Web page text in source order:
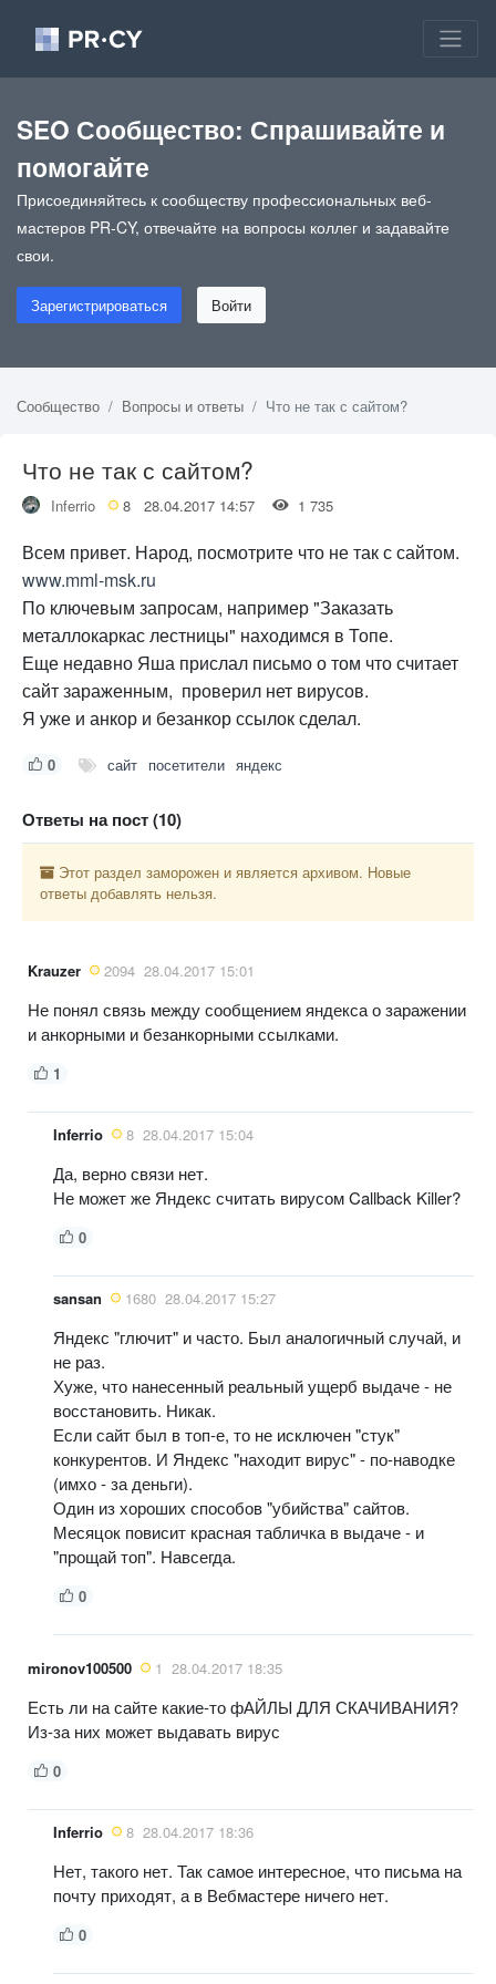
SEO Сообщество: Спрашивайте и
помогайте
Присоединяйтесь к сообществу профессиональных веб-
мастеров PR-CY, отвечайте на вопросы коллег и задавайте
свои.
Зарегистрироваться Войти
Сообщество Вопросы и ответы Что не так с сайтом?
Что не так с сайтом?
Inferrio 8 28.04.2017 14:57 1 735
Всем привет. Народ, посмотрите что не так с сайтом.
www.mml-msk.ru
По ключевым запросам, например "Заказать
металлокаркас лестницы" находимся в Топе.
Еще недавно Яша прислал письмо о том что считает
сайт зараженным, проверил нет вирусов.
Я уже и анкор и безанкор ссылок сделал.
0 сайт посетители яндекс
Ответы на пост (10)
Этот раздел заморожен и является архивом. Новые
ответы добавлять нельзя.
Krauzer 2094 28.04.2017 15:01
Не понял связь между сообщением яндекса о заражении
и анкорными и безанкорными ссылками.
1
Inferrio 8 28.04.2017 15:04
Да, верно связи нет.
Не может же Яндекс считать вирусом Callback Killer?
0
sansan 1680 28.04.2017 15:27
Яндекс "глючит" и часто. Был аналогичный случай, и
не раз.
Хуже, что нанесенный реальный ущерб выдаче - не
восстановить. Никак.
Если сайт был в топ-е, то не исключен "стук"
конкурентов. И Яндекс "находит вирус" - по-наводке
(имхо - за деньги).
Один из хороших способов "убийства" сайтов.
Месяцок повисит красная табличка в выдаче - и
"прощай топ". Навсегда.
0
mironov100500 1 28.04.2017 18:35
Есть ли на сайте какие-то фАЙЛЫ ДЛЯ СКАЧИВАНИЯ?
Из-за них может выдавать вирус
0
Inferrio 8 28.04.2017 18:36
Нет, такого нет. Так самое интересное, что письма на
почту приходят, а в Вебмастере ничего нет.
0